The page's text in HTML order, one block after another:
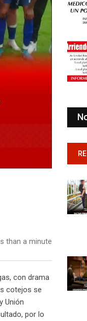
than a minute
con drama
cotejos se
Unión
por lo